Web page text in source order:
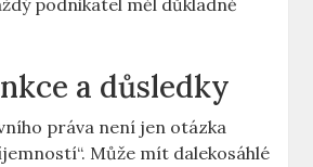
podnikatel měl důkladně
a důsledky
práva není jen otázka
Může mít dalekosáhlé